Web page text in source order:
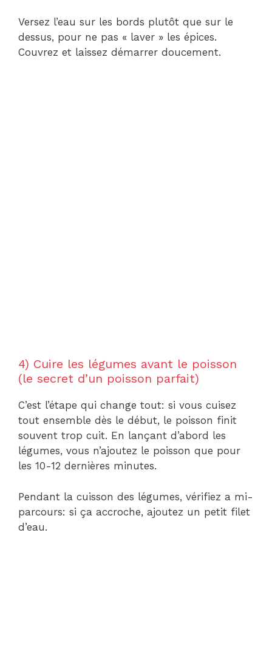
Versez l’eau sur les bords plutôt que sur le
dessus, pour ne pas « laver » les épices.
Couvrez et laissez démarrer doucement.
4) Cuire les légumes avant le poisson
(le secret d’un poisson parfait)
C’est l’étape qui change tout: si vous cuisez
tout ensemble dès le début, le poisson finit
souvent trop cuit. En lançant d’abord les
légumes, vous n’ajoutez le poisson que pour
les 10-12 dernières minutes.
Pendant la cuisson des légumes, vérifiez a mi-
parcours: si ça accroche, ajoutez un petit filet
d’eau.